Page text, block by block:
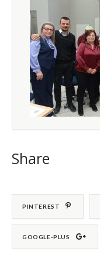
Share
PINTEREST
GOOGLE-PLUS